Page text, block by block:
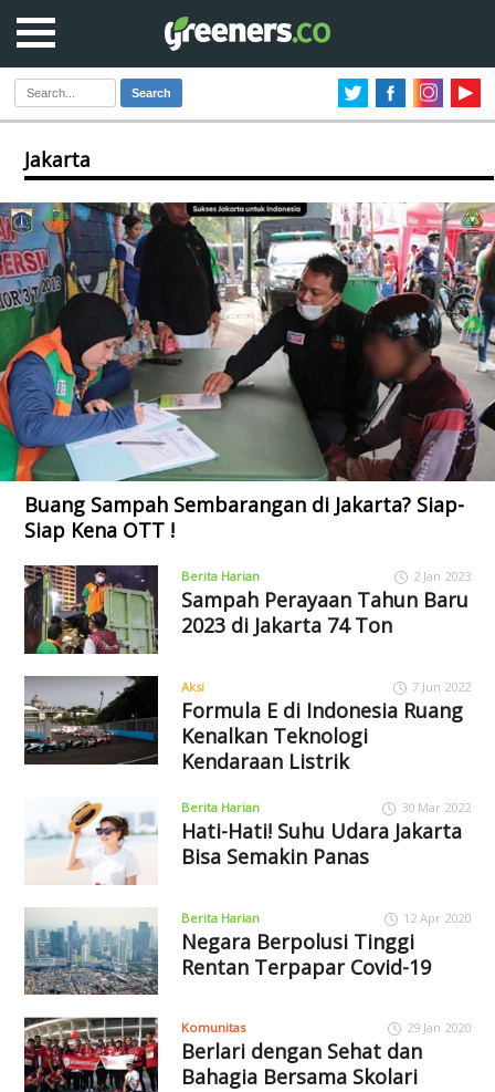
Search
Jakarta
Buang Sampah Sembarangan di Jakarta? Siap-
Siap Kena OTT !
Berita Harian 2 Jan 2023
Sampah Perayaan Tahun Baru
2023 di Jakarta 74 Ton
Aksi 7 Jun 2022
Formula E di Indonesia Ruang
Kenalkan Teknologi
Kendaraan Listrik
Berita Harian 30 Mar 2022
Hati-Hati! Suhu Udara Jakarta
Bisa Semakin Panas
Berita Harian 12 Apr 2020
Negara Berpolusi Tinggi
Rentan Terpapar Covid-19
Komunitas 29 Jan 2020
Berlari dengan Sehat dan
Bahagia Bersama Skolari